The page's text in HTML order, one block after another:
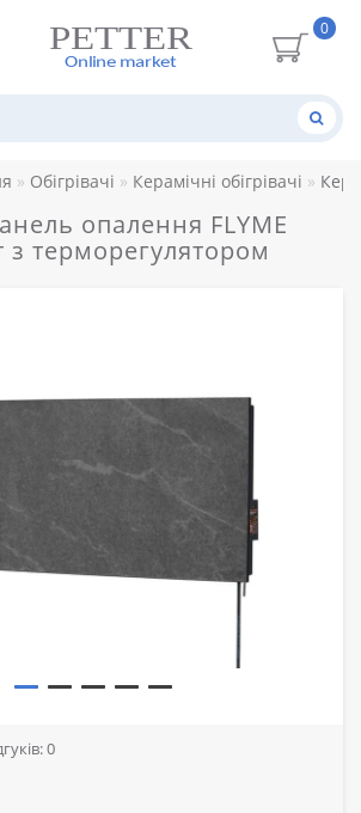
0
Обігрівачі Керамічні обігрівачі
опалення FLYME
з терморегулятором
0